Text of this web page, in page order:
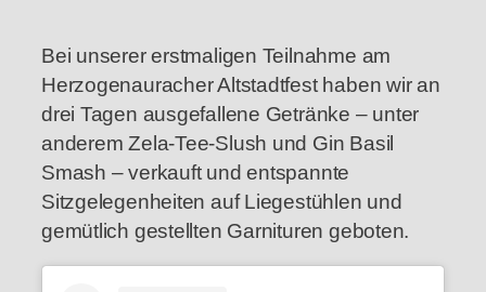
Bei unserer erstmaligen Teilnahme am
Herzogenauracher Altstadtfest haben wir an
drei Tagen ausgefallene Getränke – unter
anderem Zela-Tee-Slush und Gin Basil
Smash – verkauft und entspannte
Sitzgelegenheiten auf Liegestühlen und
gemütlich gestellten Garnituren geboten.